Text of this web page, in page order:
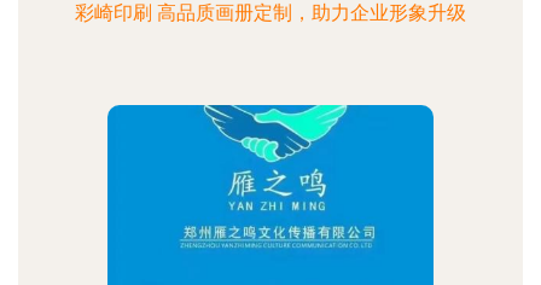
彩崎印刷 高品质画册定制，助力企业形象升级